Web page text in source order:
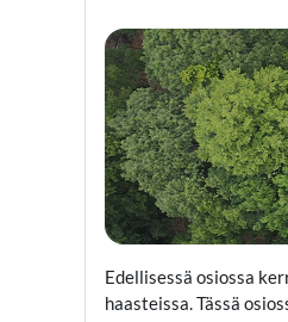
Edellisessä osiossa
haasteissa. Tässä